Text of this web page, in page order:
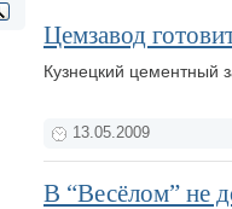
Цемзавод
Кузнецкий цементный
13.05.2009
В “Весёлом” не